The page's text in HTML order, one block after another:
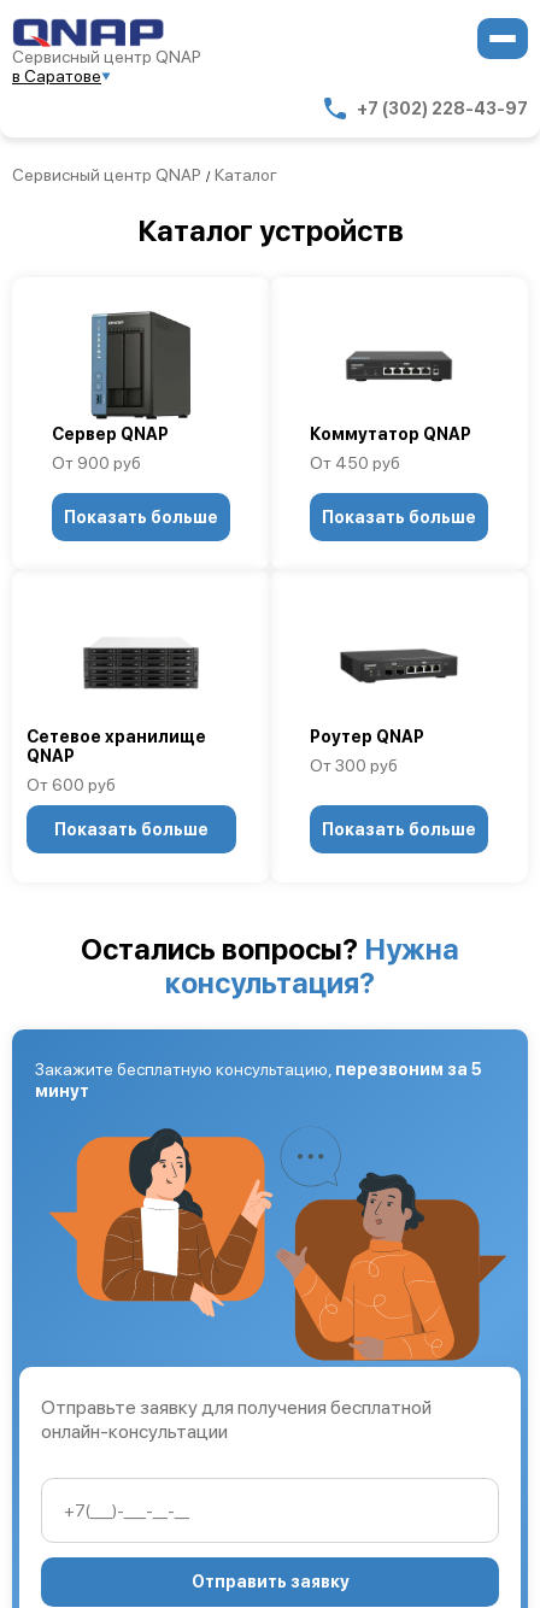
Сервисный центр QNAP
в Саратове
+7 (302) 228-43-97
Сервисный центр QNAP / Каталог
Каталог устройств
Сервер QNAP
От 900 руб
Показать больше
Коммутатор QNAP
От 450 руб
Показать больше
Сетевое хранилище
QNAP
От 600 руб
Показать больше
Роутер QNAP
От 300 руб
Показать больше
Остались вопросы? Нужна
консультация?
Отправьте заявку для получения бесплатной
онлайн-консультации
Отправить заявку
Закажите бесплатную консультацию, перезвоним за 5
минут